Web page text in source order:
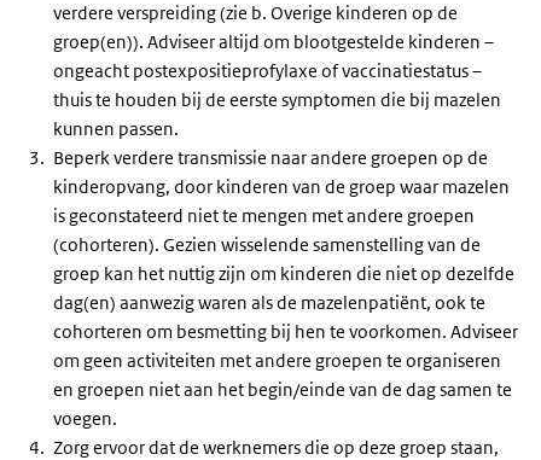
verdere verspreiding (zie b. Overige kinderen op de
groep(en)). Adviseer altijd om blootgestelde kinderen –
ongeacht postexpositieprofylaxe of vaccinatiestatus –
thuis te houden bij de eerste symptomen die bij mazelen
kunnen passen.
Beperk verdere transmissie naar andere groepen op de
kinderopvang, door kinderen van de groep waar mazelen
is geconstateerd niet te mengen met andere groepen
(cohorteren). Gezien wisselende samenstelling van de
groep kan het nuttig zijn om kinderen die niet op dezelfde
dag(en) aanwezig waren als de mazelenpatiënt, ook te
cohorteren om besmetting bij hen te voorkomen. Adviseer
om geen activiteiten met andere groepen te organiseren
en groepen niet aan het begin/einde van de dag samen te
voegen.
Zorg ervoor dat de werknemers die op deze groep staan,